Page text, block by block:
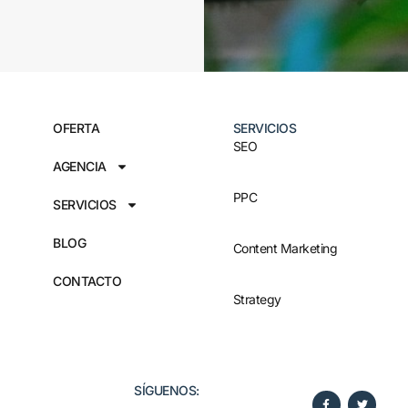
OFERTA
AGENCIA
SERVICIOS
BLOG
CONTACTO
SERVICIOS
SEO
PPC
Content Marketing
Strategy
SÍGUENOS:​